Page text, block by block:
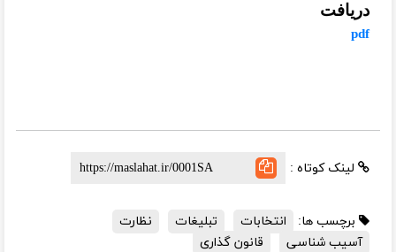
دریافت
pdf
لینک کوتاه :
برچسب ها: انتخابات تبلیغات
نظارت
آسیب شناسی
قانون گذاری